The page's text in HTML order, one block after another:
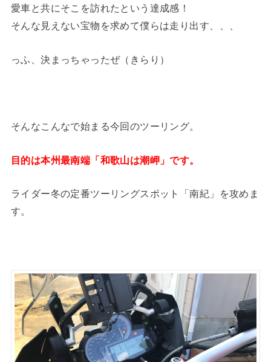
愛車と共にそこを訪れたという達成感！
そんな見えない宝物を求めて僕らは走り出す、、、
っふ、決まっちゃったぜ（きらり）
そんなこんなで始まる今回のツーリング。
目的は本州最南端「和歌山は潮岬」です。
ライダー冬の定番ツーリングスポット「南紀」を攻めま
す。